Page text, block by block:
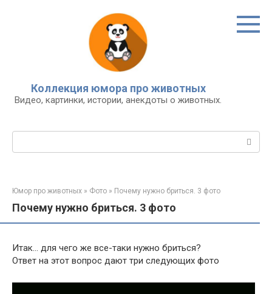
Коллекция юмора про животных
Видео, картинки, истории, анекдоты о животных.
Юмор про животных » Фото » Почему нужно бриться. 3 фото
Почему нужно бриться. 3 фото
Итак… для чего же все-таки нужно бриться?
Ответ на этот вопрос дают три следующих фото